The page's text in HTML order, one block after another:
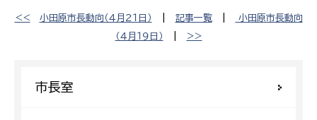
<< 小田原市長動向（４月２１日） 記事一覧|
小田原市長動向
（４月１９日）
>>
市長室